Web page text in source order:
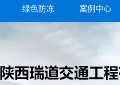
绿色防冻 案例中心